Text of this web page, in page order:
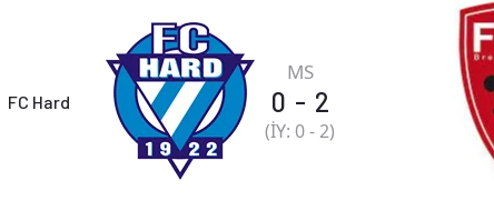
FC Hard
MS
0 - 2
(İY: 0 -2)